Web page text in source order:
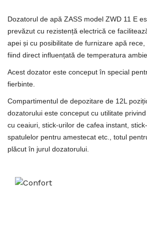
Dozatorul de apă ZASS model ZWD 11 E
prevăzut cu rezistență electrică ce
apei și cu posibilitate de furnizare apă
fiind direct influențată de temperatura
Acest dozator este conceput în special
fierbinte.
Compartimentul de depozitare de 12L
dozatorului este conceput cu utilitate
cu ceaiuri, stick-urilor de cafea instant,
spatulelor pentru amestecat etc., totul
plăcut în jurul dozatorului.